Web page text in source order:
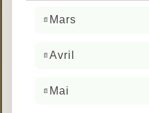
Mars
Avril
Mai